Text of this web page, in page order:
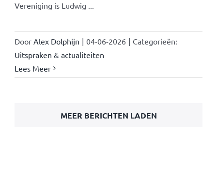
Vereniging is Ludwig ...
Door Alex Dolphijn | 04-06-2026 | Categorieën:
Uitspraken & actualiteiten
Lees Meer
MEER BERICHTEN LADEN